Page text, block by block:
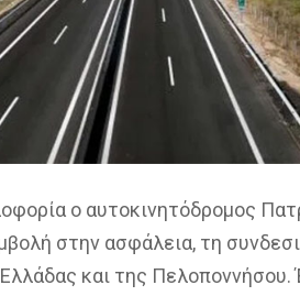
ο αυτοκινητόδρομος
στην ασφάλεια, τη
και της Πελοποννήσου.